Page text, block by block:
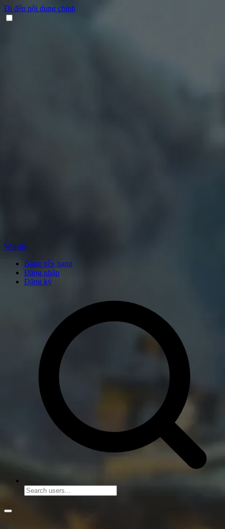
Đi đến nội dung chính
Wardle
Bảng xếp hạng
Đăng nhập
Đăng ký